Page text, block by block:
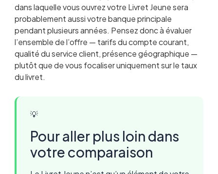
dans laquelle vous ouvrez votre Livret Jeune sera
probablement aussi votre banque principale
pendant plusieurs années. Pensez donc à évaluer
l’ensemble de l’offre — tarifs du compte courant,
qualité du service client, présence géographique —
plutôt que de vous focaliser uniquement sur le taux
du livret.
💡
Pour aller plus loin dans
votre comparaison